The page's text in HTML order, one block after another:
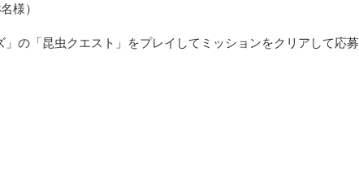
様）
」の「昆虫クエスト」をプレイしてミッションをクリアして応募